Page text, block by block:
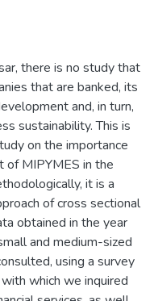
there is no study that
that are banked, its
and, in turn,
sustainability. This is
on the importance
of MIPYMES in the
it is a
of cross sectional
obtained in the year
and medium-sized
using a survey
which we inquired